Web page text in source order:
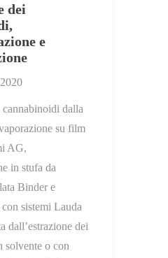
dei
e
dalla
su film
AG,
in stufa da
Binder e
sistemi Lauda
dall’estrazione dei
solvente o con